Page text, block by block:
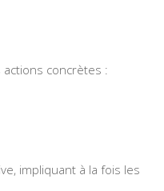
concrètes :
impliquant à la fois les